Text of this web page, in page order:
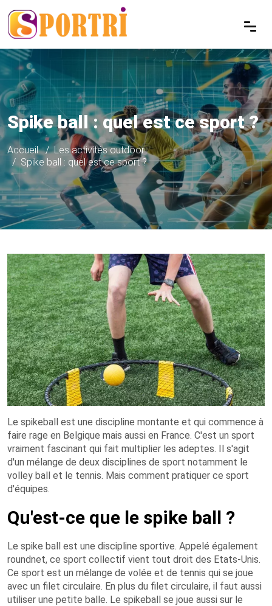
Spike ball : quel est ce sport ?
Accueil
Les activités outdoor
Spike ball : quel est ce sport ?
Le spikeball est une discipline montante et qui commence à
faire rage en Belgique mais aussi en France. C'est un sport
vraiment fascinant qui fait multiplier les adeptes. Il s'agit
d'un mélange de deux disciplines de sport notamment le
volley ball et le tennis. Mais comment pratiquer ce sport
d'équipes.
Qu'est-ce que le spike ball ?
Le spike ball est une discipline sportive. Appelé également
roundnet, ce sport collectif vient tout droit des Etats-Unis.
Ce sport est un mélange de volée et de tennis qui se joue
avec un filet circulaire. En plus du filet circulaire, il faut aussi
utiliser une petite balle. Le spikeball se joue aussi sur le